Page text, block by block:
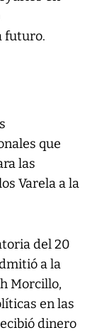
futuro.
que
las
Varela a la
del 20
a la
Morcillo,
en las
dinero